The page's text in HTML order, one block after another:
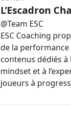
L’Escadron
@Team ESC
ESC Coaching
de la
contenus dédiés
mindset et à
joueurs à